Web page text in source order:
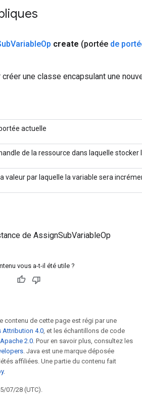
VariableOp create (portée de
une classe encapsulant une
actuelle
handle de la ressource dans laquelle stocker
la valeur par laquelle la variable sera
de AssignSubVariableOp
vous a-t-il été utile ?
contenu de cette page est régi par une
Attribution 4.0, et les échantillons de code
Apache 2.0. Pour en savoir plus, consultez les
. Java est une marque déposée
affiliées. Une partie du contenu fait
.
07/28 (UTC).